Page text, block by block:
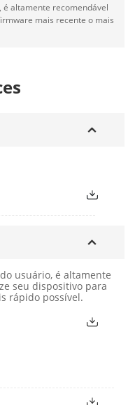
altamente recomendável
mais recente o mais
usuário, é altamente
seu dispositivo para
rápido possível.